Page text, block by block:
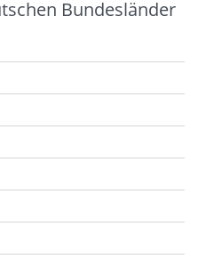
Bundesländer